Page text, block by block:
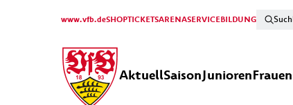
www.vfb.deSHOPTICKETSARENASERVICEBILDUNG
AktuellSaisonJuniorenFrauen